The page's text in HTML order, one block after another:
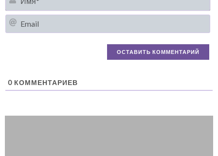
0 КОММЕНТАРИЕВ